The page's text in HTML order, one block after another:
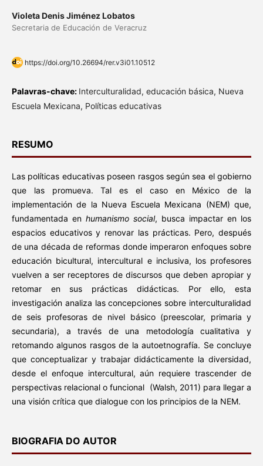
Violeta Denis Jiménez Lobatos
Secretaria de Educación de Veracruz
https://doi.org/10.26694/rer.v3i01.10512
Palavras-chave: Interculturalidad, educación básica, Nueva
Escuela Mexicana, Políticas educativas
RESUMO
Las políticas educativas poseen rasgos según sea el gobierno
que las promueva. Tal es el caso en México de la
implementación de la Nueva Escuela Mexicana (NEM) que,
fundamentada en humanismo social, busca impactar en los
espacios educativos y renovar las prácticas. Pero, después
de una década de reformas donde imperaron enfoques sobre
educación bicultural, intercultural e inclusiva, los profesores
vuelven a ser receptores de discursos que deben apropiar y
retomar en sus prácticas didácticas. Por ello, esta
investigación analiza las concepciones sobre interculturalidad
de seis profesoras de nivel básico (preescolar, primaria y
secundaria), a través de una metodología cualitativa y
retomando algunos rasgos de la autoetnografía. Se concluye
que conceptualizar y trabajar didácticamente la diversidad,
desde el enfoque intercultural, aún requiere trascender de
perspectivas relacional o funcional (Walsh, 2011) para llegar a
una visión crítica que dialogue con los principios de la NEM.
BIOGRAFIA DO AUTOR